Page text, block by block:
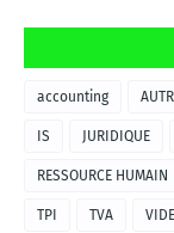
accounting
IS JURIDIQUE
RESSOURCE HUMAIN
TPI TVA